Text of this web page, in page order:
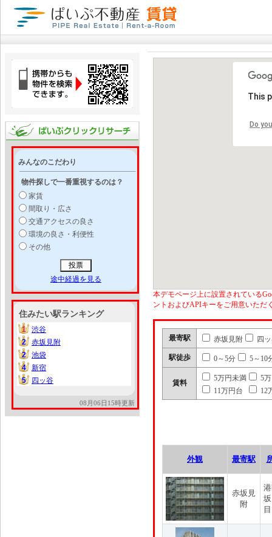
みんなのこだわり
物件探しで一番重視するのは？
家賃
間取り・広さ
交通アクセスの良さ
環境の良さ・利便性
その他
途中経過を見る
住みたい駅ランキング
1
1
渋谷
2
2
赤坂見附
2
2
池袋
4
4
新宿
5
5 四ッ谷
08月06日15時更新
This
Do
本デモページ上に設置されている
ントおよびAPIキーをご用意いただ
最寄駅 赤坂見附 四
駅徒歩 0～5分 5～10
賃料
5万円未満
5
11万円台
12
外観 最寄駅
赤坂見
附
目